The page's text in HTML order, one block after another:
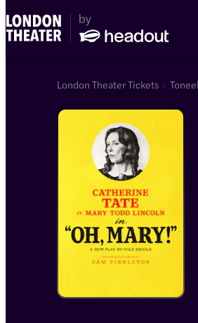
London Theater Tickets